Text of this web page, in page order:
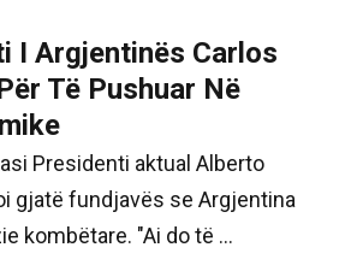
I Argjentinës Carlos
Të Pushuar Në
Presidenti aktual Alberto
gjatë fundjavës se Argjentina
kombëtare. "Ai do të ...